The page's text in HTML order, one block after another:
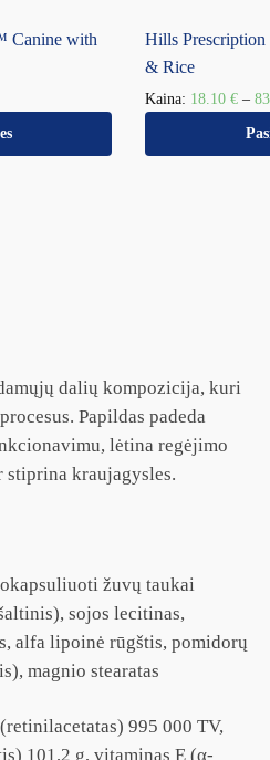
Canine with
Hills
& Rice
Kaina: 18.10 € –
dalių kompozicija, kuri
Papildas padeda
lėtina regėjimo
stiprina kraujagysles.
žuvų taukai
sojos lecitinas,
alfa lipoinė rūgštis, pomidorų
magnio stearatas
995 000 TV,
101,2 g, vitaminas E (α-